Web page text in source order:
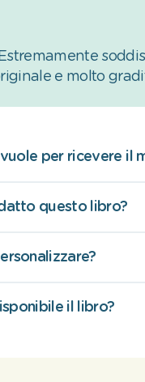
e molto
per ricevere il
questo libro?
il libro?